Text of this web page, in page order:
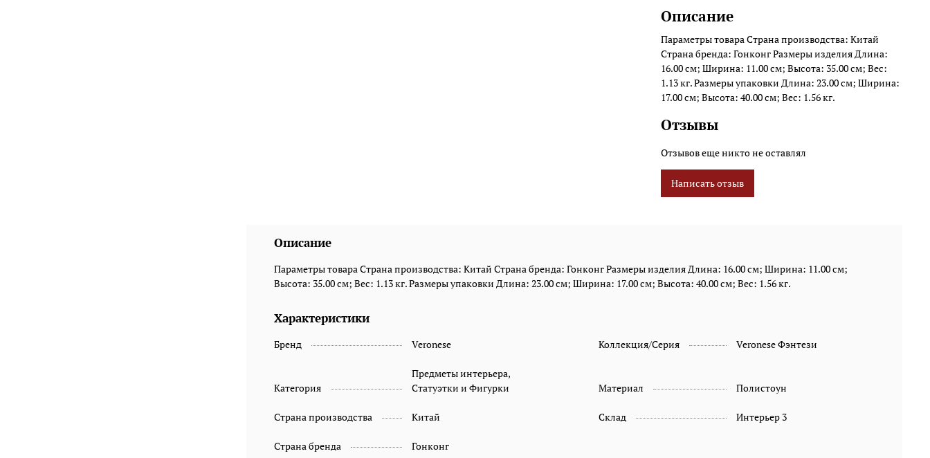
Описание
Параметры товара Страна производства: Китай
Страна бренда: Гонконг Размеры изделия Длина:
16.00 см; Ширина: 11.00 см; Высота: 35.00 см; Вес:
1.13 кг. Размеры упаковки Длина: 23.00 см; Ширина:
17.00 см; Высота: 40.00 см; Вес: 1.56 кг.
Отзывы
Отзывов еще никто не оставлял
Написать отзыв
Описание
Параметры товара Страна производства: Китай Страна бренда: Гонконг Размеры изделия Длина: 16.00 см; Ширина: 11.00 см;
Высота: 35.00 см; Вес: 1.13 кг. Размеры упаковки Длина: 23.00 см; Ширина: 17.00 см; Высота: 40.00 см; Вес: 1.56 кг.
Характеристики
Бренд Veronese Коллекция/Серия Veronese Фэнтези
Категория
Предметы интерьера,
Статуэтки и Фигурки
Материал Полистоун
Страна производства Китай Склад Интерьер 3
Страна бренда Гонконг